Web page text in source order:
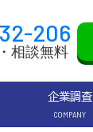
206
相談無料
企業調査
COMPANY